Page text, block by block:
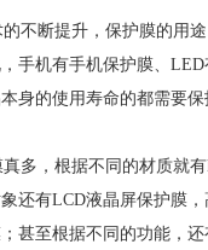
不断提升，保护膜的用
手机有手机保护膜、
身的使用寿命的都需要保
多，根据不同的材质就有
还有LCD液晶屏保护膜
甚至根据不同的功能，